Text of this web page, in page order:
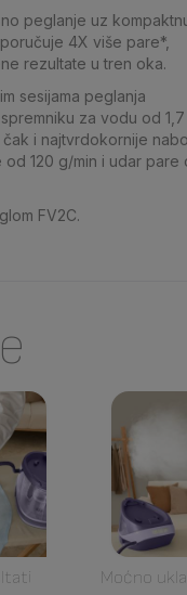
peglanje uz
4X više pare*,
rezultate u tren oka.
sesijama peglanja
za vodu od 1,7
i najtvrdokornije
od 120 g/min i udar pare
FV2C.
Moćno